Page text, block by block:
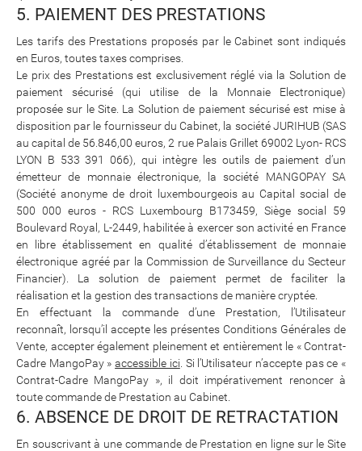
5. PAIEMENT DES PRESTATIONS
Les tarifs des Prestations proposés par le Cabinet sont indiqués
en Euros, toutes taxes comprises.
Le prix des Prestations est exclusivement réglé via la Solution de
paiement sécurisé (qui utilise de la Monnaie Electronique)
proposée sur le Site. La Solution de paiement sécurisé est mise à
disposition par le fournisseur du Cabinet, la société JURIHUB (SAS
au capital de 56.846,00 euros, 2 rue Palais Grillet 69002 Lyon- RCS
LYON B 533 391 066), qui intègre les outils de paiement d’un
émetteur de monnaie électronique, la société MANGOPAY SA
(Société anonyme de droit luxembourgeois au Capital social de
500 000 euros - RCS Luxembourg B173459, Siège social 59
Boulevard Royal, L-2449, habilitée à exercer son activité en France
en libre établissement en qualité d’établissement de monnaie
électronique agréé par la Commission de Surveillance du Secteur
Financier). La solution de paiement permet de faciliter la
réalisation et la gestion des transactions de manière cryptée.
En effectuant la commande d’une Prestation, l’Utilisateur
reconnaît, lorsqu’il accepte les présentes Conditions Générales de
Vente, accepter également pleinement et entièrement le « Contrat-
Cadre MangoPay »accessible ici . Si l’Utilisateur n’accepte pas ce «
Contrat-Cadre MangoPay », il doit impérativement renoncer à
toute commande de Prestation au Cabinet.
6. ABSENCE DE DROIT DE RETRACTATION
En souscrivant à une commande de Prestation en ligne sur le Site